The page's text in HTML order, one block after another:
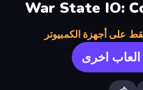
War State IO:
على أجهزة الكمبيوتر
اخرى